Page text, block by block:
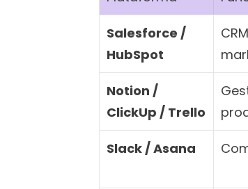
Salesforce /
HubSpot
Notion /
ClickUp / Trello
Slack / Asana